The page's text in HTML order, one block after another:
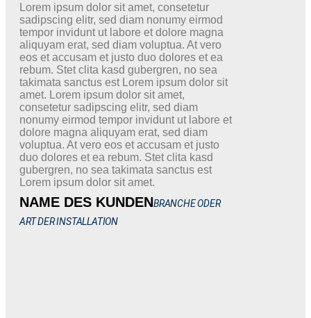
Lorem ipsum dolor sit amet, consetetur
sadipscing elitr, sed diam nonumy eirmod
tempor invidunt ut labore et dolore magna
aliquyam erat, sed diam voluptua. At vero
eos et accusam et justo duo dolores et ea
rebum. Stet clita kasd gubergren, no sea
takimata sanctus est Lorem ipsum dolor sit
amet. Lorem ipsum dolor sit amet,
consetetur sadipscing elitr, sed diam
nonumy eirmod tempor invidunt ut labore et
dolore magna aliquyam erat, sed diam
voluptua. At vero eos et accusam et justo
duo dolores et ea rebum. Stet clita kasd
gubergren, no sea takimata sanctus est
Lorem ipsum dolor sit amet.
NAME DES KUNDENBRANCHE ODER
ART DER INSTALLATION